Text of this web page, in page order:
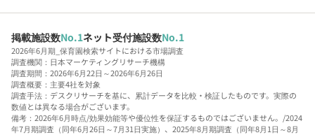
掲載施設数No.1ネット受付施設数No.1
2026年6月期_保育園検索サイトにおける市場調査
調査機関：日本マーケティングリサーチ機構
調査期間：2026年6月22日～2026年6月26日
調査概要：主要4社を対象
調査手法：デスクリサーチを基に、累計データを比較・検証したものです。実際の
数値とは異なる場合がございます。
備考：2026年6月時点/効果効能等や優位性を保証するものではございません。/2024
年7月期調査（同年6月26日～7月31日実施）、2025年8月期調査（同年8月1日～8月